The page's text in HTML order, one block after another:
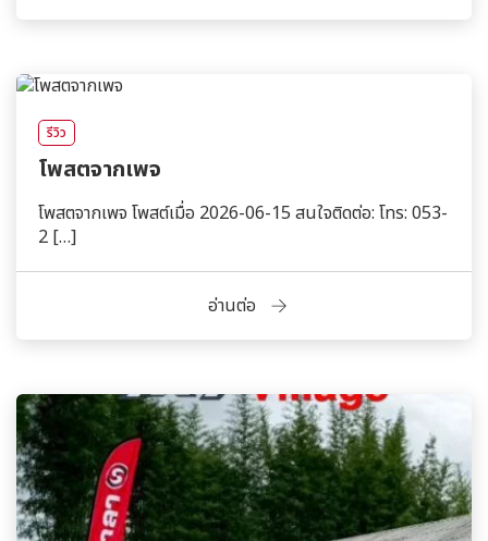
รีวิว
โพสตจากเพจ
โพสตจากเพจ โพสต์เมื่อ 2026-06-15 สนใจติดต่อ: โทร: 053-
2 […]
อ่านต่อ